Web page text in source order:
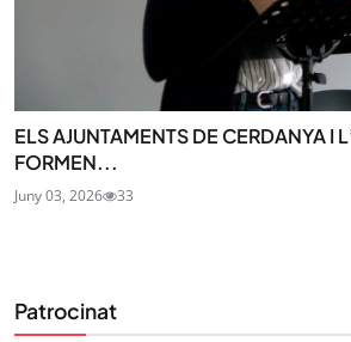
ELS AJUNTAMENTS DE CERDANYA I
FORMEN...
Juny 03, 2026 33
Patrocinat